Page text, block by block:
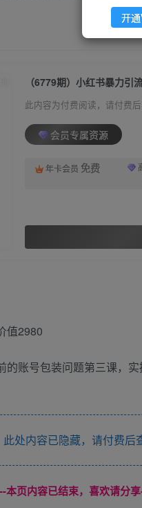
（6779期）小红书暴力
此内容为付费阅读，请付费
会员专属资源
年卡会员 免费
值2980
账号包装问题第三课，
此处内容已隐藏，请付费后
本页内容已结束，喜欢请分
开